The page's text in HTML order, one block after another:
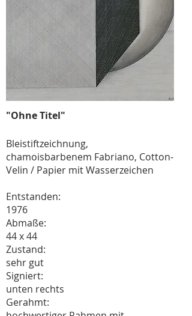
"Ohne Titel"
Bleistiftzeichnung,
chamoisbarbenem Fabriano, Cotton-
Velin / Papier mit Wasserzeichen
Entstanden:
1976
Abmaße:
44 x 44
Zustand:
sehr gut
Signiert:
unten rechts
Gerahmt: